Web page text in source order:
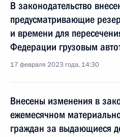
В законодательство
предусматривающие
и времени для
Федерации грузовым
17 февраля 2023 года, 14:30
Внесены изменения в
ежемесячном
граждан за выдающиеся